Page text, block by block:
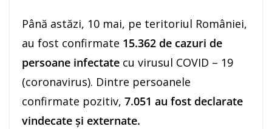
Până astăzi, 10 mai, pe teritoriul României,
au fost confirmate 15.362 de cazuri de
persoane infectate cu virusul COVID – 19
(coronavirus). Dintre persoanele
confirmate pozitiv, 7.051 au fost declarate
vindecate și externate.